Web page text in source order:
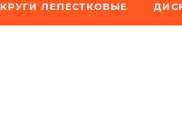
КРУГИ ЛЕПЕСТКОВЫЕ